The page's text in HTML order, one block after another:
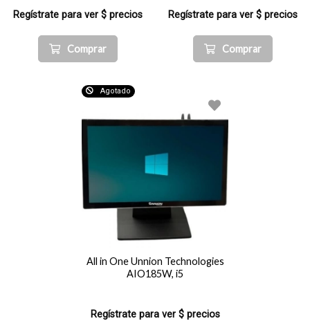
Regístrate para ver $ precios
Comprar
Regístrate para ver $ precios
Comprar
Agotado
All in One Unnion Technologies
AIO185W, i5
Regístrate para ver $ precios